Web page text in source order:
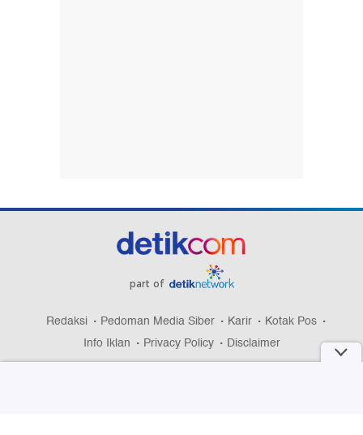
part of
Redaksi Pedoman Media Siber Karir
Kotak Pos
Info Iklan
Privacy Policy Disclaimer